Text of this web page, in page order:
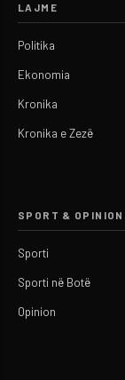
LAJME
Politika
Ekonomia
Kronika
Kronika e Zezë
SPORT & OPINION
Sporti
Sporti në Botë
Opinion